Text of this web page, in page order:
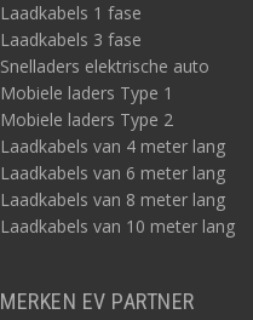
Laadkabels 1 fase
Laadkabels 3 fase
Snelladers elektrische auto
Mobiele laders Type 1
Mobiele laders Type 2
Laadkabels van 4 meter lang
Laadkabels van 6 meter lang
Laadkabels van 8 meter lang
Laadkabels van 10 meter lang
MERKEN EV PARTNER